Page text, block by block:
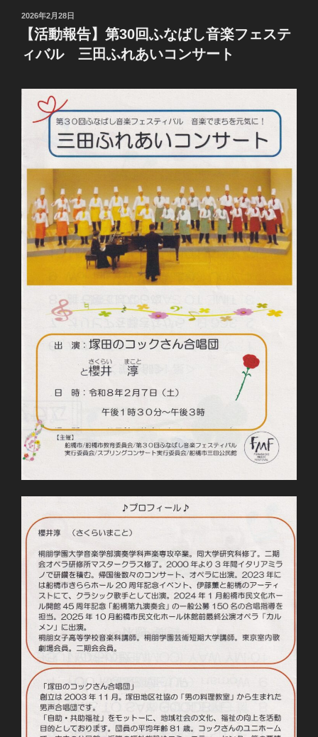
投
日:
2026年2月28日
【活動報告】第30回ふなばし音楽フェステ
ィバル 三田ふれあいコンサート